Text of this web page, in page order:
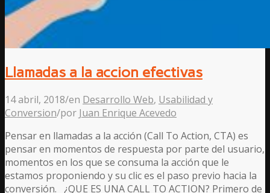
Llamadas a la accion efectivas
14 abril, 2018/en Desarrollo Web, Usabilidad y
Conversion/por Juan Enrique Acevedo
Pensar en llamadas a la acción (Call To Action, CTA) es
pensar en momentos de respuesta por parte del usuario,
momentos en los que se consuma la acción que le
estamos proponiendo y su clic es el paso previo hacia la
conversión. ¿QUE ES UNA CALL TO ACTION? Primero de